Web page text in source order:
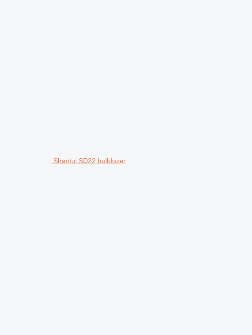
Shantui SD22 bulldozer